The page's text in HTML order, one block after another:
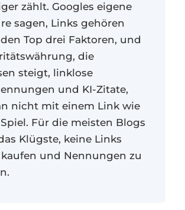
zählt. Googles eigene
sagen, Links gehören
Top drei Faktoren, und
die
steigt, linklose
und KI-Zitate,
nicht mit einem Link wie
Für die meisten Blogs
Klügste, keine Links
und Nennungen zu